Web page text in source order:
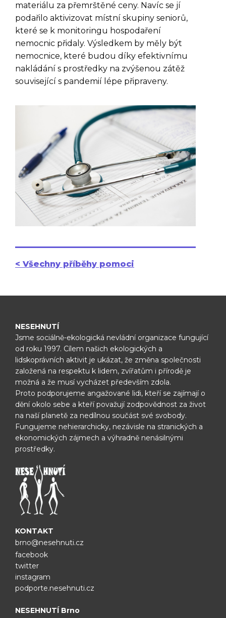
materiálu za přemrštěné ceny. Navíc se jí
podařilo aktivizovat místní skupiny seniorů,
které se k monitoringu hospodaření
nemocnic přidaly. Výsledkem by měly být
nemocnice, které budou díky efektivnímu
nakládání s prostředky na zvýšenou zátěž
související s pandemií lépe připraveny.
< Všechny příběhy pomoci
NESEHNUTÍ
Jsme sociálně-ekologická nevládní organizace fungující
od roku 1997. Cílem našich ekologických a
lidskoprávních aktivit je ukázat, že změna společnosti
založená na respektu k lidem, zvířatům i přírodě je
možná a že musí vycházet především zdola.
Proto podporujeme angažované lidi, kteří se zajímají o
dění okolo sebe a kteří považují zodpovědnost za život
na naší planetě za nedílnou součást své svobody.
Fungujeme nehierarchicky, nezávisle na stranických a
ekonomických zájmech a výhradně nenásilnými
prostředky.
KONTAKT
brno@nesehnuti.cz
facebook
twitter
instagram
podporte.nesehnuti.cz
NESEHNUTÍ Brno